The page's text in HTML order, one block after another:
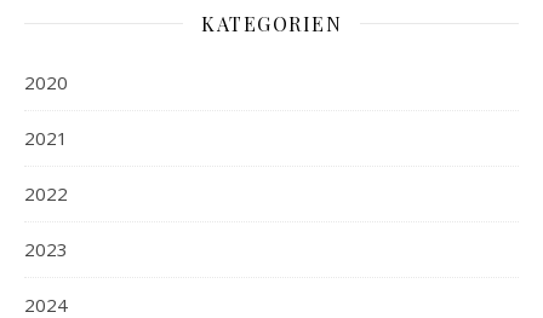
KATEGORIEN
2020
2021
2022
2023
2024